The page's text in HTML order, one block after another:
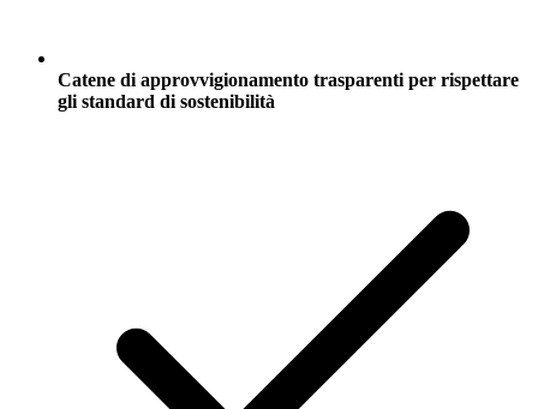
Catene di approvvigionamento trasparenti per rispettare
gli standard di sostenibilità